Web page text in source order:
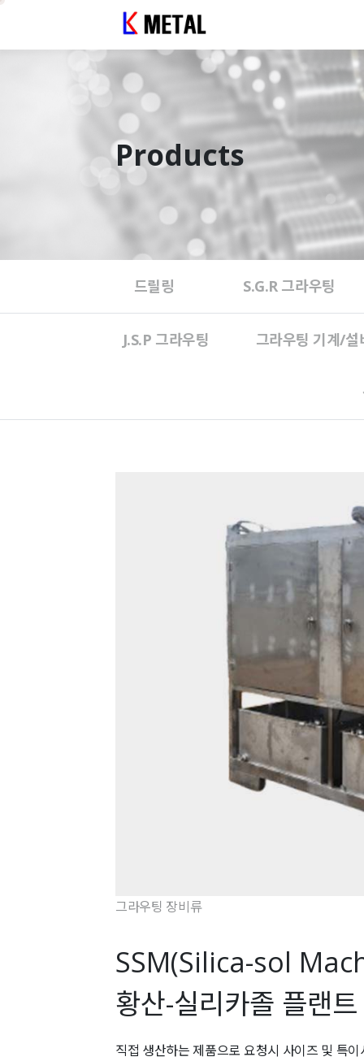
Products
드릴링 S.G.R 그라우팅
J.S.P 그라우팅 그라우팅 기계/설
그라우팅 장비류
SSM(Silica-sol
황산-실리카졸 플랜트
직접 생산하는 제품으로 요청시 사이즈 및 특